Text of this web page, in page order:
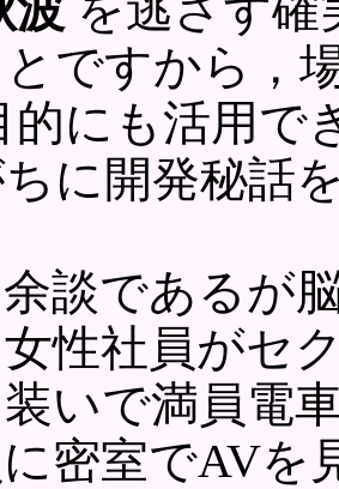
とですから，
的にも活用で
に開発秘話
であるが脳
性社員がセ
いで満員電
密室でAVを